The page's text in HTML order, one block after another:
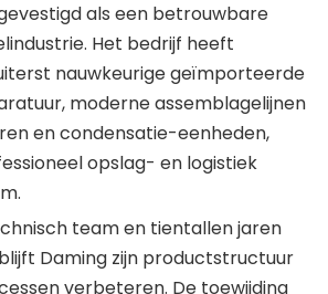
als een betrouwbare
Het bedrijf heeft
nauwkeurige geïmporteerde
moderne assemblagelijnen
en condensatie-eenheden,
opslag- en logistiek
team en tientallen jaren
Daming zijn productstructuur
verbeteren. De toewijding